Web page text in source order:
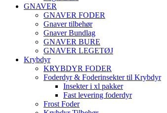
GNAVER
GNAVER FODER
Gnaver tilbehør
Gnaver Bundlag
GNAVER BURE
GNAVER LEGETØJ
Krybdyr
KRYBDYR FODER
Foderdyr & Foderinsekter til Krybdyr
Insekter i xl pakker
Fast levering foderdyr
Frost Foder